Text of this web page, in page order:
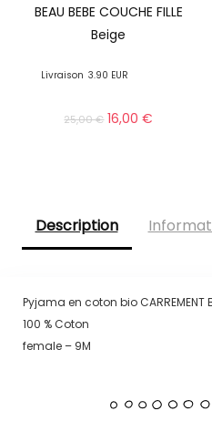
BEAU BEBE COUCHE FILLE
Beige
Livraison 3.90 EUR
25,00€ 16,00€
Description
Pyjama en coton bio CARREMENT
100 % Coton
female – 9M